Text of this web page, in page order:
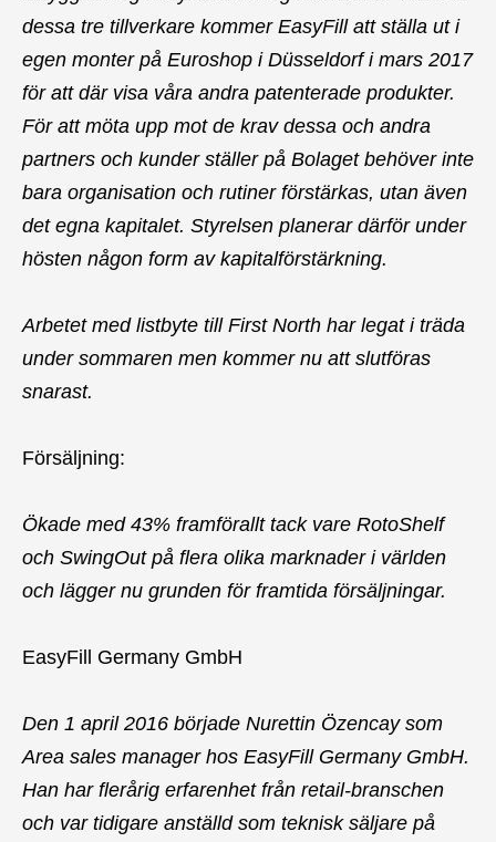
dessa tre tillverkare kommer EasyFill att ställa ut i
egen monter på Euroshop i Düsseldorf i mars 2017
för att där visa våra andra patenterade produkter.
För att möta upp mot de krav dessa och andra
partners och kunder ställer på Bolaget behöver inte
bara organisation och rutiner förstärkas, utan även
det egna kapitalet. Styrelsen planerar därför under
hösten någon form av kapitalförstärkning.
Arbetet med listbyte till First North har legat i träda
under sommaren men kommer nu att slutföras
snarast.
Försäljning:
Ökade med 43% framförallt tack vare RotoShelf
och SwingOut på flera olika marknader i världen
och lägger nu grunden för framtida försäljningar.
EasyFill Germany GmbH
Den 1 april 2016 började Nurettin Özencay som
Area sales manager hos EasyFill Germany GmbH.
Han har flerårig erfarenhet från retail-branschen
och var tidigare anställd som teknisk säljare på